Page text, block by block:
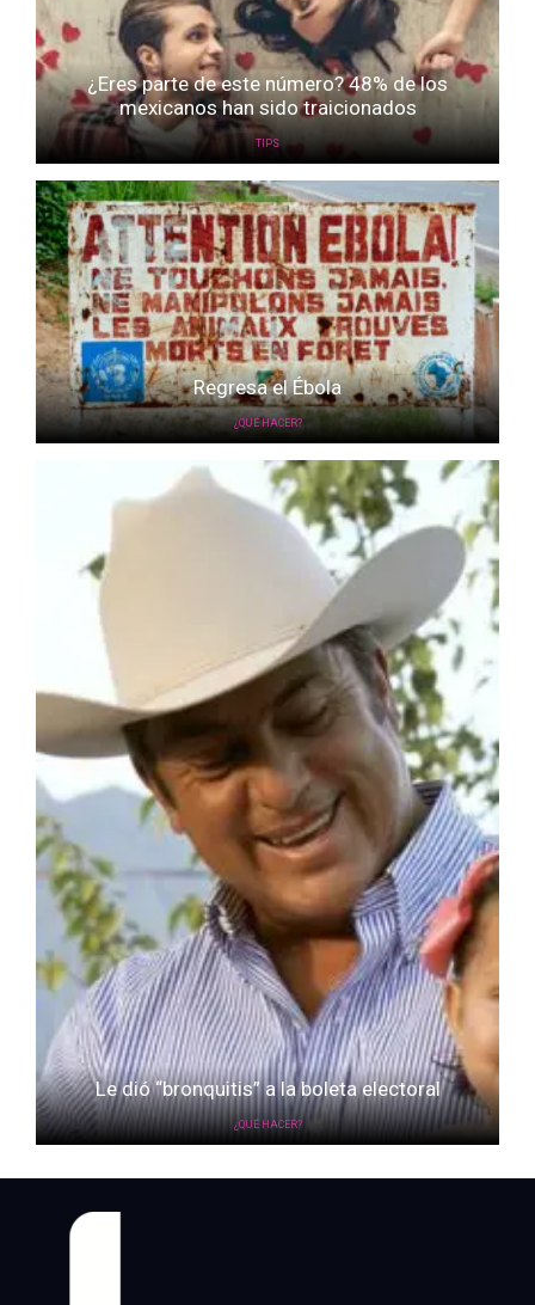
¿Eres parte de este número? 48% de los
mexicanos han sido traicionados
TIPS
Regresa el Ébola
¿QUÉ HACER?
Le dió “bronquitis” a la boleta electoral
¿QUÉ HACER?